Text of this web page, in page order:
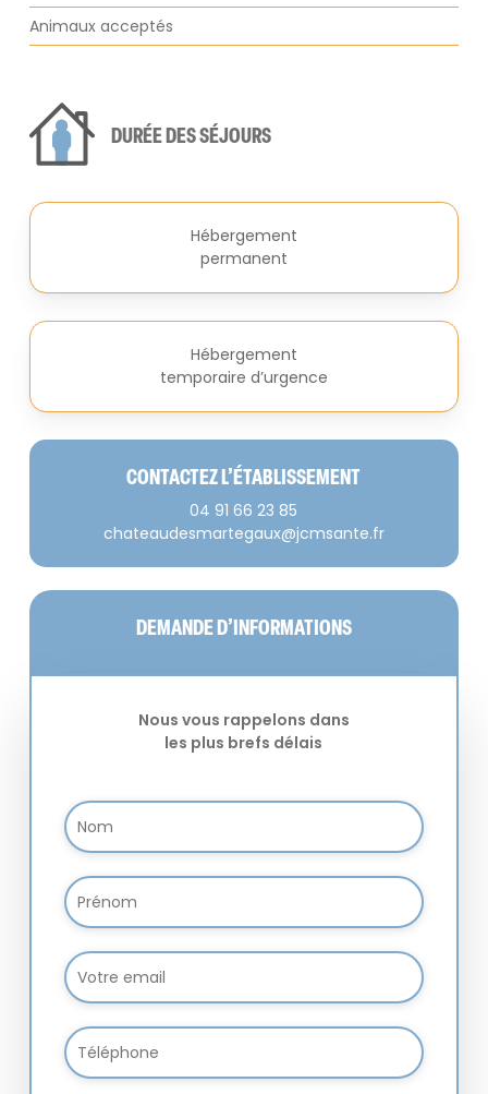
Animaux acceptés
DURÉE DES SÉJOURS
Hébergement
permanent
Hébergement
temporaire d’urgence
CONTACTEZ L’ÉTABLISSEMENT
04 91 66 23 85
chateaudesmartegaux@jcmsante.fr
DEMANDE D’INFORMATIONS
Nous vous rappelons dans
les plus brefs délais